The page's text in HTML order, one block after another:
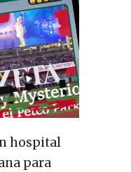
hospital
para